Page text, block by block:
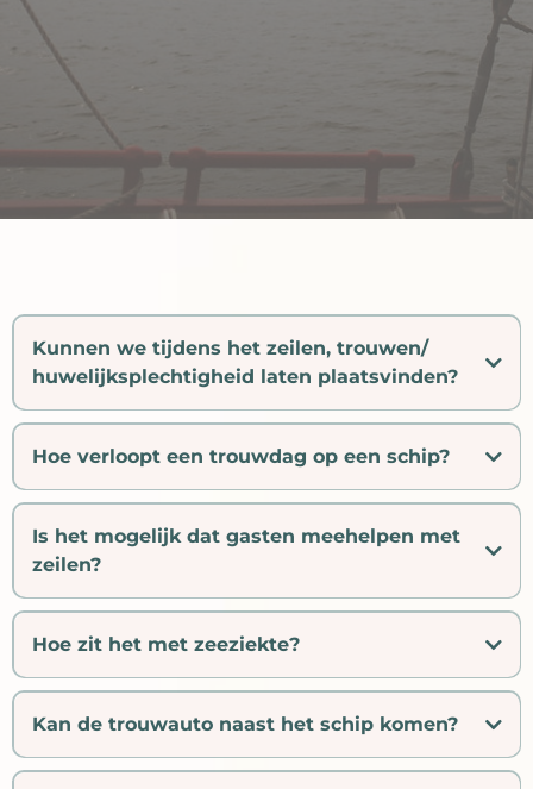
Kunnen we tijdens het zeilen, trouwen/
huwelijksplechtigheid laten plaatsvinden?
Hoe verloopt een trouwdag op een schip?
Is het mogelijk dat gasten meehelpen met
zeilen?
Hoe zit het met zeeziekte?
Kan de trouwauto naast het schip komen?